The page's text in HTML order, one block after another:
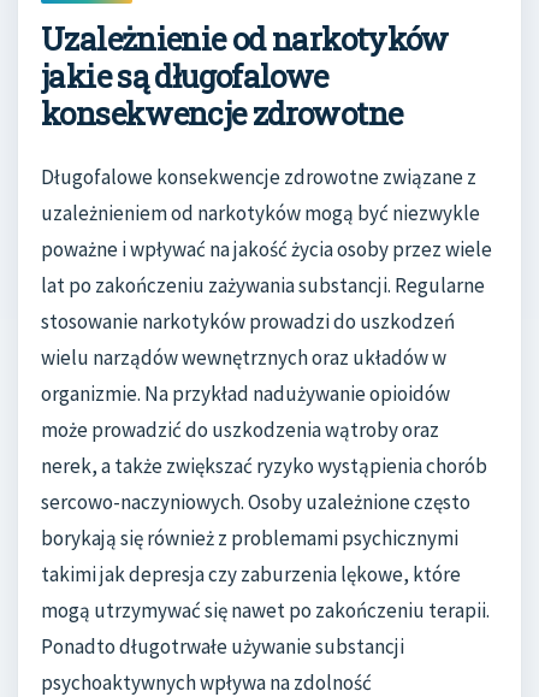
Uzależnienie od narkotyków
jakie są długofalowe
konsekwencje zdrowotne
Długofalowe konsekwencje zdrowotne związane z
uzależnieniem od narkotyków mogą być niezwykle
poważne i wpływać na jakość życia osoby przez wiele
lat po zakończeniu zażywania substancji. Regularne
stosowanie narkotyków prowadzi do uszkodzeń
wielu narządów wewnętrznych oraz układów w
organizmie. Na przykład nadużywanie opioidów
może prowadzić do uszkodzenia wątroby oraz
nerek, a także zwiększać ryzyko wystąpienia chorób
sercowo-naczyniowych. Osoby uzależnione często
borykają się również z problemami psychicznymi
takimi jak depresja czy zaburzenia lękowe, które
mogą utrzymywać się nawet po zakończeniu terapii.
Ponadto długotrwałe używanie substancji
psychoaktywnych wpływa na zdolność